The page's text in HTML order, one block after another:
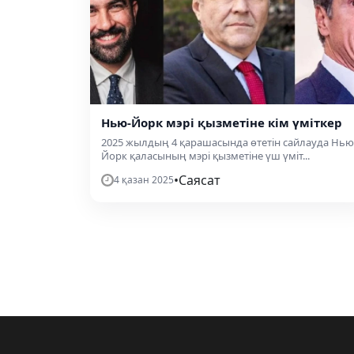
Нью-Йорк мэрі қызметіне кім үміткер
2025 жылдың 4 қарашасында өтетін сайлауда
Йорк қаласының мэрі қызметіне үш үміт...
4 қазан 2025•Саясат